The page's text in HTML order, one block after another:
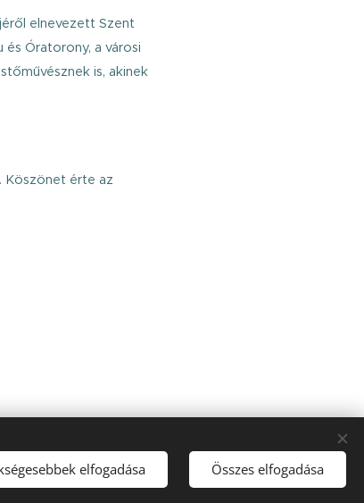
elnevezett Szent
Óratorony, a városi
is, akinek
Köszönet érte az
elfogadása Összes elfogadása